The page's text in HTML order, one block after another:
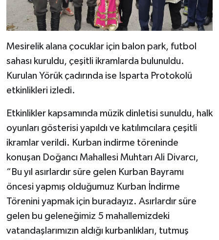
Mesirelik alana çocuklar için balon park, futbol
sahası kuruldu, çeşitli ikramlarda bulunuldu.
Kurulan Yörük çadırında ise Isparta Protokolü
etkinlikleri izledi.
Etkinlikler kapsamında müzik dinletisi sunuldu, halk
oyunları gösterisi yapıldı ve katılımcılara çeşitli
ikramlar verildi. Kurban indirme töreninde
konuşan Doğancı Mahallesi Muhtarı Ali Divarcı,
“Bu yıl asırlardır süre gelen Kurban Bayramı
öncesi yapmış olduğumuz Kurban İndirme
Törenini yapmak için buradayız. Asırlardır süre
gelen bu geleneğimiz 5 mahallemizdeki
vatandaşlarımızın aldığı kurbanlıkları, tutmuş